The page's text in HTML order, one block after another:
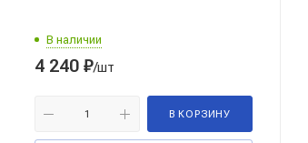
В наличии
4 240 ₽/шт
В КОРЗИНУ